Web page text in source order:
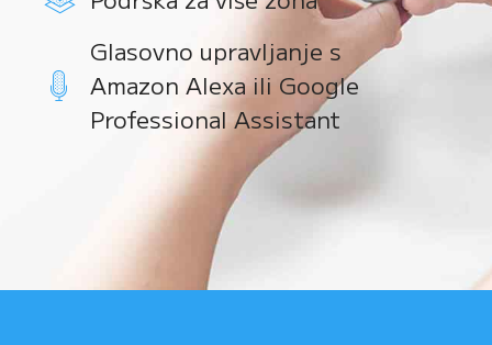
Glasovno upravljanje s
Amazon Alexa ili Google
Professional Assistant